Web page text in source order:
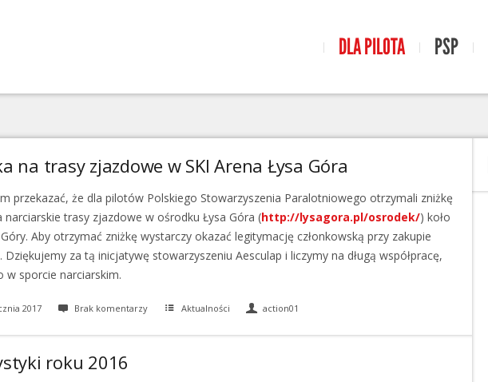
DLA PILOTA PSP
na trasy zjazdowe w SKI Arena Łysa Góra
przekazać, że dla pilotów Polskiego Stowarzyszenia Paralotniowego otrzymali zniżkę
narciarskie trasy zjazdowe w ośrodku Łysa Góra (http://lysagora.pl/osrodek/) koło
Góry. Aby otrzymać zniżkę wystarczy okazać legitymację członkowską przy zakupie
Dziękujemy za tą inicjatywę stowarzyszeniu Aesculap i liczymy na długą współpracę,
w sporcie narciarskim.
2017 Brak komentarzy Aktualności action01
roku 2016